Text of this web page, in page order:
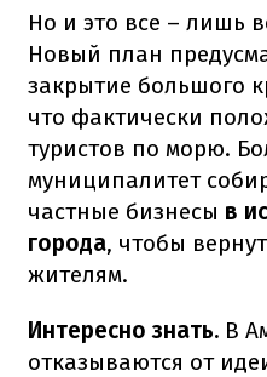
Но и это все – лишь
Новый план
закрытие большого
что фактически
туристов по морю.
муниципалитет
частные бизнесы в
города, чтобы
жителям.
Интересно знать. В
отказываются от